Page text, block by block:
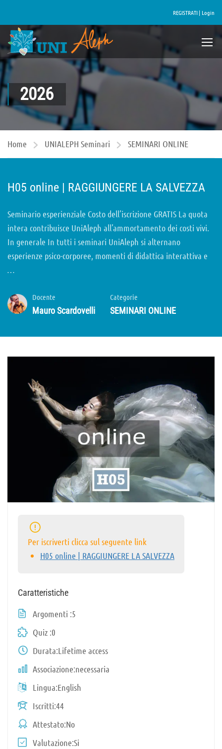
REGISTRATI | Login
2026
Home UNIALEPH Seminari SEMINARI ONLINE
H05 online | RAGGIUNGERE LA SALVEZZA
Seminario esperienziale Costo dell’iscrizione GRATIS La quota
intera contribuisce UniAleph all’ammortamento dei costi vivi.
In generale In tutti i seminari UniAleph si alternano
esperienze psico-corporee, momenti di didattica interattiva e
…
Docente
Mauro Scardovelli
Categorie
SEMINARI ONLINE
Per iscriverti clicca sul seguente link
H05 online | RAGGIUNGERE LA SALVEZZA
Caratteristiche
Argomenti 5
Quiz 0
Durata Lifetime access
Associazione necessaria
Lingua English
Iscritti 44
Attestato No
Valutazione Si